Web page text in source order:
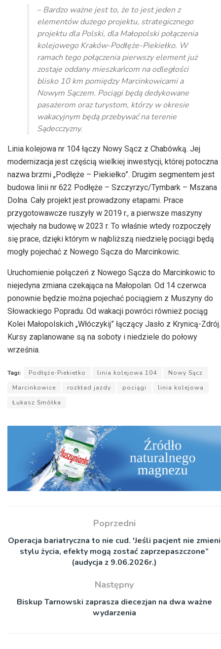
dźwiękowych– Bardzo ważne jest to, że to jest jeden z
elementów dużego projektu, strategicznego
projektu dla Polski, dla Małopolski połączenia
kolejowego Kraków-Podłęże-Piekiełko. W
ramach tego połączenia pierwszy element już
zostaje oddany mieszkańcom na odległości
blisko 10 km pomiędzy Marcinkowicami a
Nowym Sączem. Pociągi będą dedykowane
pasażerom oraz turystom, którzy w okresie
wakacyjnym będą przebywać na terenie
Sądecczyzny.
Linia kolejowa nr 104 łączy Nowy Sącz z Chabówką. Jej
modernizacja jest częścią wielkiej inwestycji, której potoczna
nazwa brzmi „Podłęże – Piekiełko”. Drugim segmentem jest
budowa linii nr 622 Podłęże – Szczyrzyc/Tymbark – Mszana
Dolna. Cały projekt jest prowadzony etapami. Prace
przygotowawcze ruszyły w 2019 r., a pierwsze maszyny
wjechały na budowę w 2023 r. To właśnie wtedy rozpoczęły
się prace, dzięki którym w najbliższą niedzielę pociągi będą
mogły pojechać z Nowego Sącza do Marcinkowic.
Uruchomienie połączeń z Nowego Sącza do Marcinkowic to
niejedyna zmiana czekająca na Małopolan. Od 14 czerwca
ponownie będzie można pojechać pociągiem z Muszyny do
Słowackiego Popradu. Od wakacji powróci również pociąg
Kolei Małopolskich „Włóczykij” łączący Jasło z Krynicą-Zdrój.
Kursy zaplanowane są na soboty i niedziele do połowy
września.
Tagi: Podłęże-Piekiełko linia kolejowa 104
Nowy Sącz
Marcinkowice
rozkład jazdy pociągi
linia kolejowa
Łukasz Smółka
Poprzedni
Operacja bariatryczna to nie cud. 'Jeśli pacjent nie zmieni
stylu życia, efekty mogą zostać zaprzepaszczone”
(audycja z 9.06.2026r.)
Następny
Biskup Tarnowski zaprasza diecezjan na dwa ważne
wydarzenia